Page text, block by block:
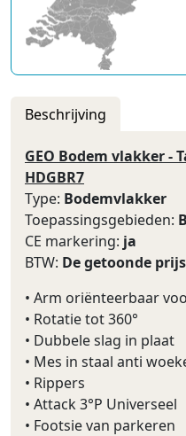
Beschrijving
GEO Bodem vlakker -
HDGBR7
Type: Bodemvlakker
Toepassingsgebieden:
CE markering: ja
BTW: De getoonde
• Arm oriënteerbaar
• Rotatie tot 360°
• Dubbele slag in plaat
• Mes in staal anti
• Rippers
• Attack 3°P Universeel
• Footsie van parkeren